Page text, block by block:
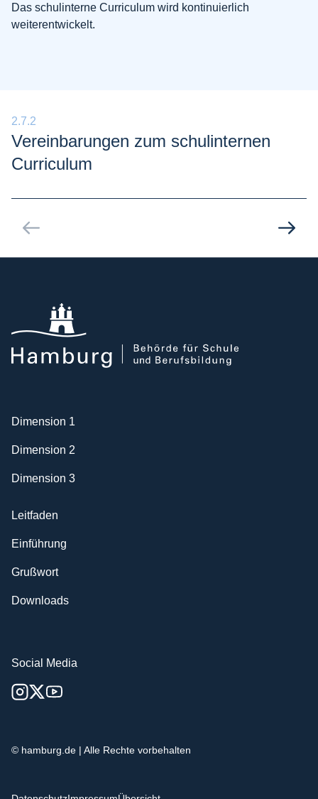
Das schulinterne Curriculum wird kontinuierlich
weiterentwickelt.
2.7.2
Verein­barungen zum schulinternen
Curriculum
Dimension 1
Dimension 2
Dimension 3
Leitfaden
Einführung
Grußwort
Downloads
Social Media
© hamburg.de | Alle Rechte vorbehalten